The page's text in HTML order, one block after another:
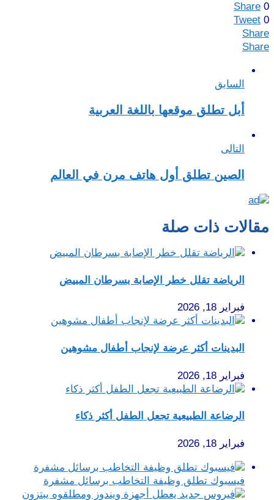
Share 0
Tweet 0
Share
Share
السابق
أبل تطلق موقعها باللغة العربية‎
التالى
الصين تطلق أول هاتف مرن في العالم‎
مقالات ذات صلة
الرياضة تقلل خطر الإصابة بسرطان المبيض
فبراير 18, 2026
البدينات أكثر عرضة لإنجاب أطفال مشوهين
فبراير 18, 2026
الرضاعة الطبيعية تجعل الطفل أكثر ذكاء
فبراير 18, 2026
فيسبوك تطلق وظيفة التخاطب برسائل مشفرة